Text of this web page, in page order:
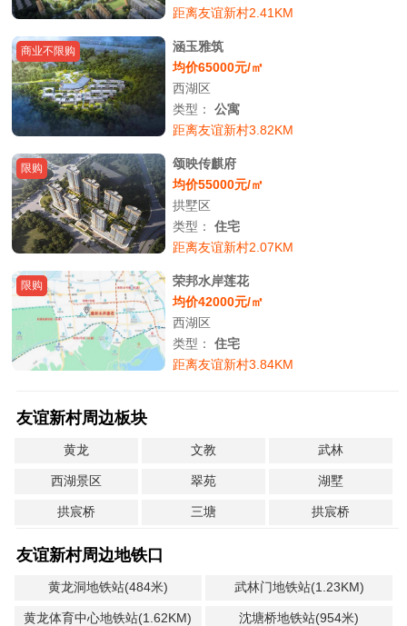
距离友谊新村2.41KM
商业不限购
涵玉雅筑
均价65000元/㎡
西湖区
类型：公寓
距离友谊新村3.82KM
限购
颂映传麒府
均价55000元/㎡
拱墅区
类型：住宅
距离友谊新村2.07KM
限购
荣邦水岸莲花
均价42000元/㎡
西湖区
类型：住宅
距离友谊新村3.84KM
友谊新村周边板块
黄龙 文教 武林
西湖景区 翠苑 湖墅
拱宸桥 三塘 拱宸桥
友谊新村周边地铁口
黄龙洞地铁站(484米) 武林门地铁站(1.23KM)
黄龙体育中心地铁站(1.62KM) 沈塘桥地铁站(954米)